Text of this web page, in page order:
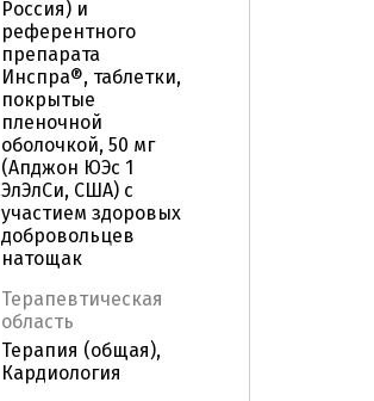
Россия) и
референтного
препарата
Инспра®, таблетки,
покрытые
пленочной
оболочкой, 50 мг
(Апджон ЮЭс 1
ЭлЭлСи, США) с
участием здоровых
добровольцев
натощак
Терапевтическая
область
Терапия (общая),
Кардиология